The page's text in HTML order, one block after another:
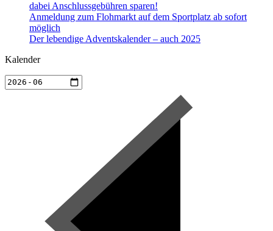
dabei Anschlussgebühren sparen!
Anmeldung zum Flohmarkt auf dem Sportplatz ab sofort
möglich
Der lebendige Adventskalender – auch 2025
Kalender